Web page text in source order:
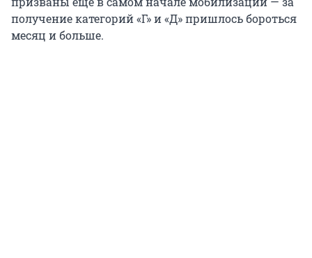
получение категорий «Г» и «Д» пришлось бороться
месяц и больше.